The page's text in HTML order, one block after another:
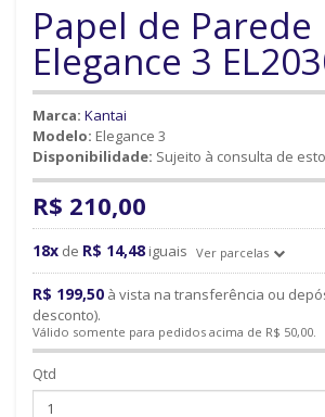
Papel de Parede
Elegance 3
Marca: Kantai
Modelo: Elegance 3
Disponibilidade: Sujeito à consulta de
R$ 210,00
18x de R$ 14,48 iguais Ver parcelas
R$ 199,50 à vista na transferência ou
desconto).
Válido somente para pedidos acima de R$ 50,00.
Qtd